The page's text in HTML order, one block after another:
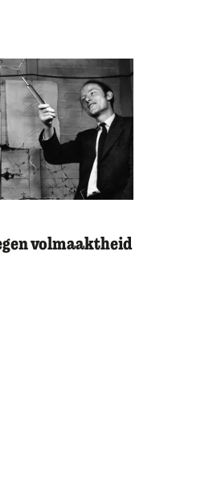
volmaaktheid